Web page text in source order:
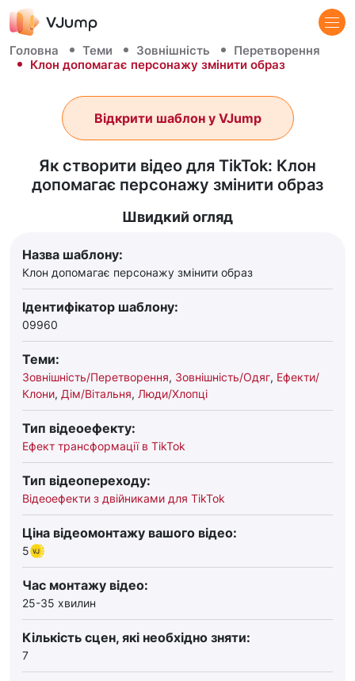
Головна Теми Зовнішність
Перетворення
Клон допомагає персонажу змінити образ
Як створити відео для TikTok: Клон
допомагає персонажу змінити образ
Відкрити шаблон у VJump
Швидкий огляд
Назва шаблону:
Клон допомагає персонажу змінити образ
Ідентифікатор шаблону:
09960
Теми:
Зовнішність/Перетворення, Зовнішність/Одяг, Ефекти/
Клони, Дім/Вітальня, Люди/Хлопці
Тип відеоефекту:
Ефект трансформації в TikTok
Тип відеопереходу:
Відеоефекти з двійниками для TikTok
Ціна відеомонтажу вашого відео:
5
Час монтажу відео:
25-35 хвилин
Кількість сцен, які необхідно зняти:
7